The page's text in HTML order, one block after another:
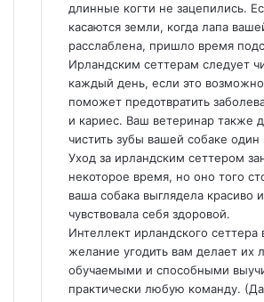
длинные когти не зацепились.
касаются земли, когда лапа
расслаблена, пришло время
Ирландским сеттерам следует
каждый день, если это
поможет предотвратить
и кариес. Ваш ветеринар также
чистить зубы вашей собаке один
Уход за ирландским сеттером
некоторое время, но оно того
ваша собака выглядела красиво и
чувствовала себя здоровой.
Интеллект ирландского сеттера
желание угодить вам делает их
обучаемыми и способными
практически любую команду.